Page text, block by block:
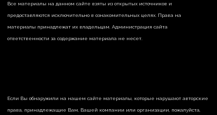
Все материалы на данном сайте взяты из открытых источников и
предоставляются исключительно в ознакомительных целях. Права на
материалы принадлежат их владельцам. Администрация сайта
ответственности за содержание материала не несет.
Если Вы обнаружили на нашем сайте материалы, которые нарушают авторские
права, принадлежащие Вам, Вашей компании или организации, пожалуйста,